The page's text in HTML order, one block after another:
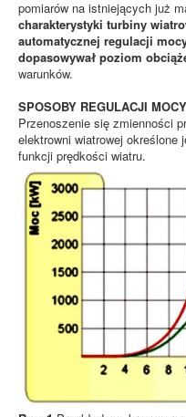
pomiarów na istniejących już
charakterystyki turbiny
automatycznej regulacji
dopasowywał poziom
warunków.
SPOSOBY REGULACJI
Przenoszenie się zmienności
elektrowni wiatrowej
funkcji prędkości wiatru.